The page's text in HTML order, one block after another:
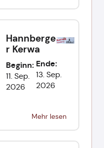
Hannberge
r Kerwa
Beginn:
11. Sep.
2026
Ende:
13. Sep.
2026
Mehr lesen